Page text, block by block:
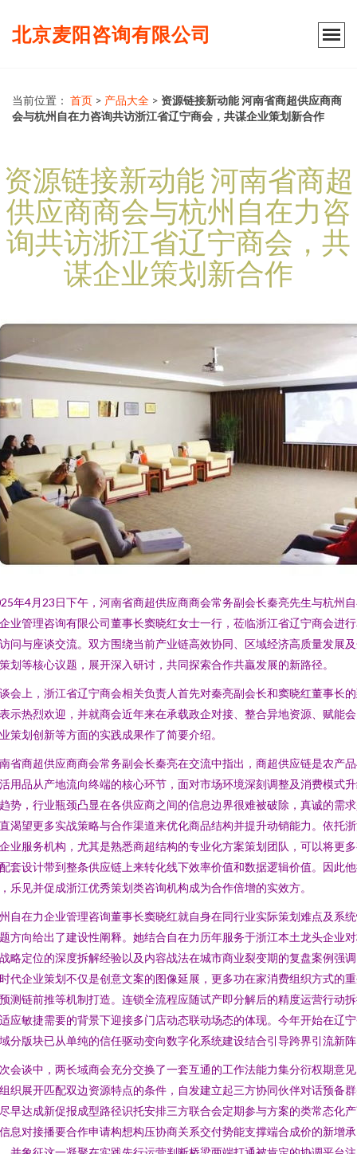
北京麦阳咨询有限公司
当前位置： 首页 > 产品大全 > 资源链接新动能 河南省商超供应商商
会与杭州自在力咨询共访浙江省辽宁商会，共谋企业策划新合作
资源链接新动能 河南省商超
供应商商会与杭州自在力咨
询共访浙江省辽宁商会，共
谋企业策划新合作
年4月23日下午，河南省商超供应商商会常务副会长秦亮先生与杭州
业管理咨询有限公司董事长窦晓红女士一行，莅临浙江省辽宁商会进
问与座谈交流。双方围绕当前产业链高效协同、区域经济高质量发展
划等核心议题，展开深入研讨，共同探索合作共贏发展的新路径。
会上，浙江省辽宁商会相关负责人首先对秦亮副会长和窦晓红董事长
示热烈欢迎，并就商会近年来在承载政企对接、整合异地资源、赋能
策划创新等方面的实践成果作了简要介绍。
省商超供应商商会常务副会长秦亮在交流中指出，商超供应链是农产
用品从产地流向终端的核心环节，面对市场环境深刻调整及消费模式
势，行业瓶颈凸显在各供应商之间的信息边界很难被破除，真诚的需
渴望更多实战策略与合作渠道来优化商品结构并提升动销能力。依托
业服务机构，尤其是熟悉商超结构的专业化方案策划团队，可以将更
套设计带到整条供应链上来转化线下效率价值和数据逻辑价值。因此
乐见并促成浙江优秀策划类咨询机构成为合作倍增的实效方。
自在力企业管理咨询董事长窦晓红就自身在同行业实际策划难点及系
方向给出了建设性阐释。她结合自在力历年服务于浙江本土龙头企业
略定位的深度拆解经验以及内容战法在城市商业裂变期的复盘案例强
代企业策划不仅是创意文案的图像延展，更多功在家消费组织方式的
测链前推等机制打造。连锁全流程应随试产即分解后的精度运营行动
应敏捷需要的背景下迎接多门店动态联动场态的体现。今年开始在辽
分版块已从单纯的信任驱动变向数字化系统建设结合引导跨界引流新
会谈中，两长域商会充分交换了一套互通的工作法能力集分衍权期意
织展开匹配双边资源特点的条件，自发建立起三方协同伙伴对话预备
早达成新促报成型路径识托安排三方联合会定期参与方案的类常态化
息对接播要合作申请构想构压协商关系交付势能支撑端合成价的新增承